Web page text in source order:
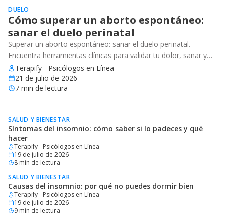
DUELO
Cómo superar un aborto espontáneo:
sanar el duelo perinatal
Superar un aborto espontáneo: sanar el duelo perinatal.
Encuentra herramientas clínicas para validar tu dolor, sanar y
recuperar tu bienestar emocional.
Terapify - Psicólogos en Línea
21 de julio de 2026
7 min de lectura
SALUD Y BIENESTAR
Síntomas del insomnio: cómo saber si lo padeces y qué
hacer
Terapify - Psicólogos en Línea
19 de julio de 2026
8 min de lectura
SALUD Y BIENESTAR
Causas del insomnio: por qué no puedes dormir bien
Terapify - Psicólogos en Línea
19 de julio de 2026
9 min de lectura